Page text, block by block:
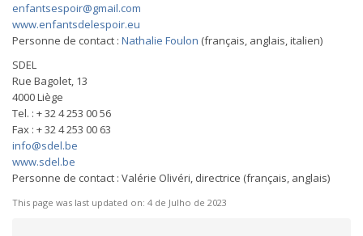
enfantsespoir@gmail.com
www.enfantsdelespoir.eu
Personne de contact : Nathalie Foulon (français, anglais, italien)
SDEL
Rue Bagolet, 13
4000 Liège
Tel. : + 32 4 253 00 56
Fax : + 32 4 253 00 63
info@sdel.be
www.sdel.be
Personne de contact : Valérie Olivéri, directrice (français, anglais)
This page was last updated on: 4 de Julho de 2023